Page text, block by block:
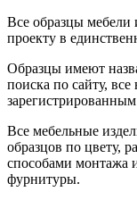
Все образцы мебели
проекту в
Образцы имеют
поиска по сайту, все
Все мебельные
образцов по цвету,
способами монтажа
фурнитуры.